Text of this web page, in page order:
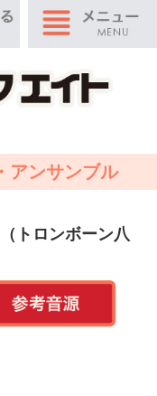
アンサンブル
トロンボーン八